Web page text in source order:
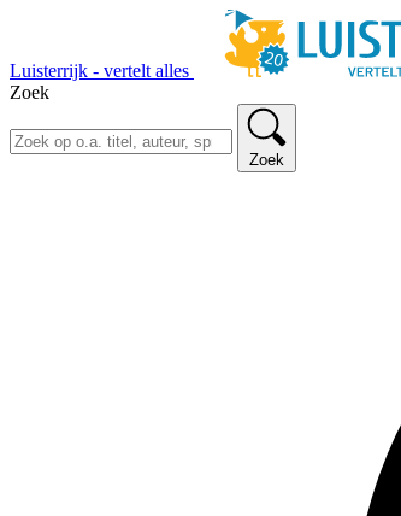
Luisterrijk - vertelt alles
Zoek
Zoek